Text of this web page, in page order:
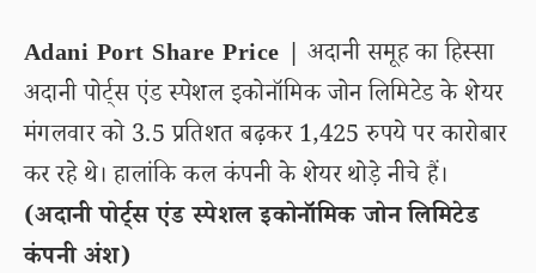
Adani Port Share Price | अदानी समूह का हिस्सा
अदानी पोर्ट्स एंड स्पेशल इकोनॉमिक जोन लिमिटेड के शेयर
मंगलवार को 3.5 प्रतिशत बढ़कर 1,425 रुपये पर कारोबार
कर रहे थे। हालांकि कल कंपनी के शेयर थोड़े नीचे हैं।
(अदानी पोर्ट्स एंड स्पेशल इकोनॉमिक जोन लिमिटेड
कंपनी अंश)